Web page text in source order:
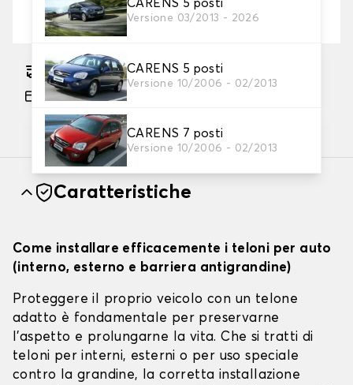
CARENS 5 posti
Versione 03/2013 - 2026
CARENS 5 posti
Versione 10/2006 - 02/2013
CARENS 7 posti
Versione 10/2006 - 02/2013
2. Livello di protezione
Scegli il telo protettivo adatto alle tue esigenze
Consegna gratuita stimata su 17/08/2026
Pagamento in 3x gratuito, a partire da 60 euro
Caratteristiche
Come installare efficacemente i teloni per auto
(interno, esterno e barriera antigrandine)
Proteggere il proprio veicolo con un telone
adatto è fondamentale per preservarne
l'aspetto e prolungarne la vita. Che si tratti di
teloni per interni, esterni o per uso speciale
contro la grandine, la corretta installazione